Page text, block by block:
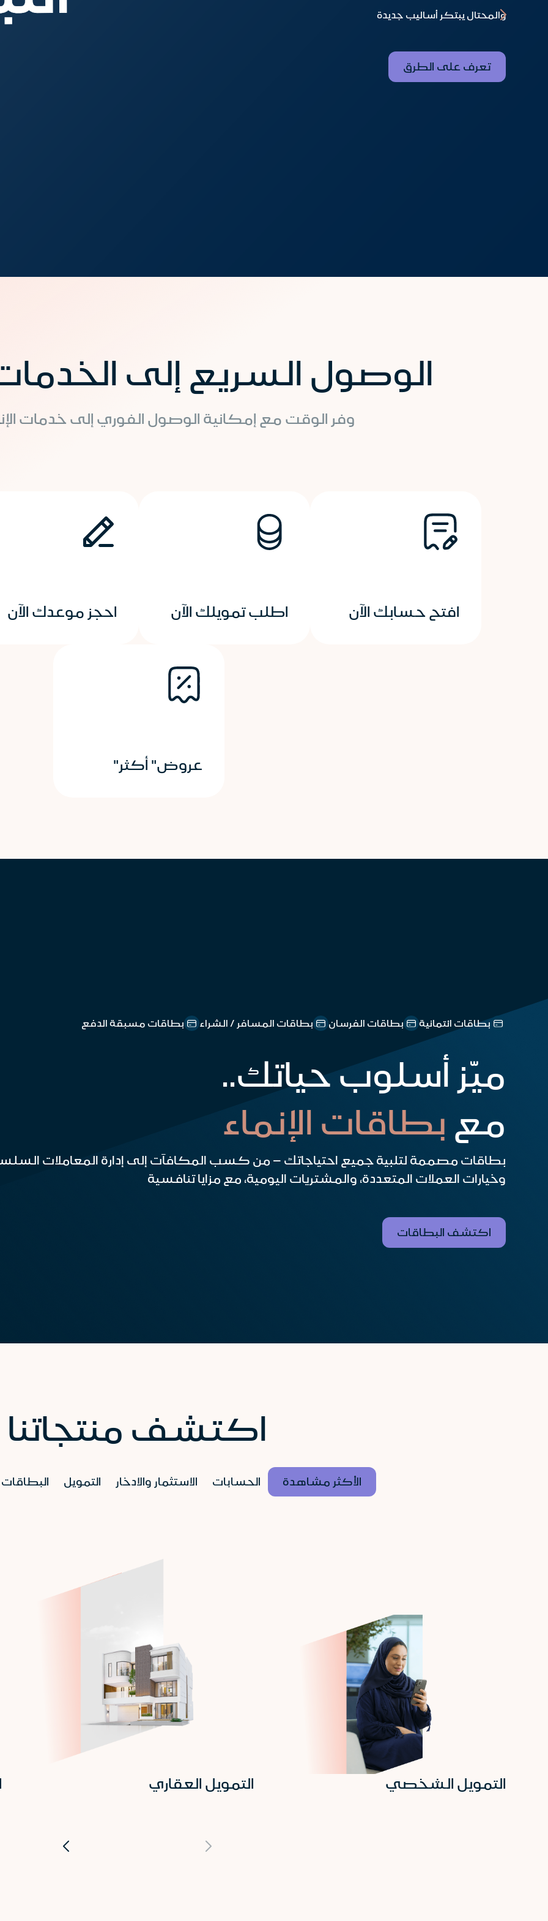
لرفاهية أكثر اكتشف بطاقة سفر أكثر الائتمانية من الإنماء التي تجمع بين
تقدم بطلبك الآن
حوّل راتبك واطلب تمويلك للدخول على فرصة السحب بكاش باك يعادل 10%
والمحتال يبتكر أساليب جديدة
تعرف على الطرق
عند إجراء عمليات تحويل بمبالغ كبيرة، تأكد دائمًا من صحة بيانات المستفيد
الحر
للمزيد
تقدم بطلبك الآن
الوصول السريع إلى
وفر الوقت مع إمكانية الوصول الفوري إلى خدمات
افتح حسابك الآن اطلب تمويلك الآن احجز موعدك الآن
عروض" أكثر"
بطاقات ائتمانية بطاقات الفرسان بطاقات المسافر / الشراء بطاقات مسبقة الدفع
ميّز أسلوب حياتك..
مع بطاقات الإنماء
بطاقات مصممة لتلبية جميع احتياجاتك – من كسب المكافآت إلى إدارة المعاملات
وخيارات العملات المتعددة، والمشتريات اليومية، مع مزايا تنافسية
اكتشف البطاقات
اكتشف منتجاتنا
الأكثر مشاهدة الحسابات الاستثمار والادخار التمويل البطاقات
التمويل الشخصي التمويل العقاري